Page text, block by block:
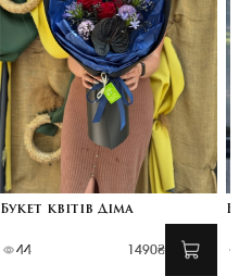
Букет квітів Діма
44 1490₴